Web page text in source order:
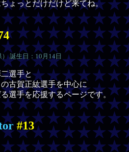
ょっとだけだけど来てね。
） 誕生日：10月14日
選手と
古賀正紘選手を中心に
選手を応援するページです。
#13